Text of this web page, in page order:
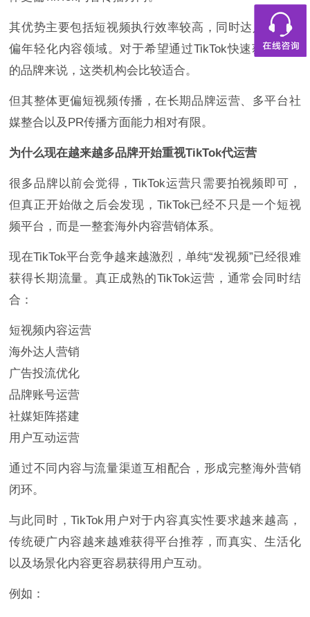
其优势主要包括短视频执行效率较高，同时达人资源更
偏年轻化内容领域。对于希望通过TikTok快速获取曝光
的品牌来说，这类机构会比较适合。
但其整体更偏短视频传播，在长期品牌运营、多平台社
媒整合以及PR传播方面能力相对有限。
为什么现在越来越多品牌开始重视TikTok代运营
很多品牌以前会觉得，TikTok运营只需要拍视频即可，
但真正开始做之后会发现，TikTok已经不只是一个短视
频平台，而是一整套海外内容营销体系。
现在TikTok平台竞争越来越激烈，单纯“发视频”已经很难
获得长期流量。真正成熟的TikTok运营，通常会同时结
合：
短视频内容运营
海外达人营销
广告投流优化
品牌账号运营
社媒矩阵搭建
用户互动运营
通过不同内容与流量渠道互相配合，形成完整海外营销
闭环。
与此同时，TikTok用户对于内容真实性要求越来越高，
传统硬广内容越来越难获得平台推荐，而真实、生活化
以及场景化内容更容易获得用户互动。
例如：